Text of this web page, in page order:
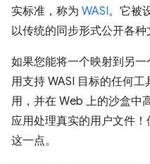
实标准，称为 WASI。它被
以传统的同步形式公开各种
如果您能将一个映射到另
用支持 WASI 目标的任何
用，并在 Web 上的沙盒中
应用处理真实的用户文件
这一点。